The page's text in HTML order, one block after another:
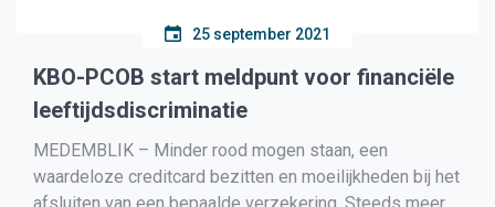
25 september 2021
KBO-PCOB start meldpunt voor financiële
leeftijdsdiscriminatie
MEDEMBLIK – Minder rood mogen staan, een
waardeloze creditcard bezitten en moeilijkheden bij het